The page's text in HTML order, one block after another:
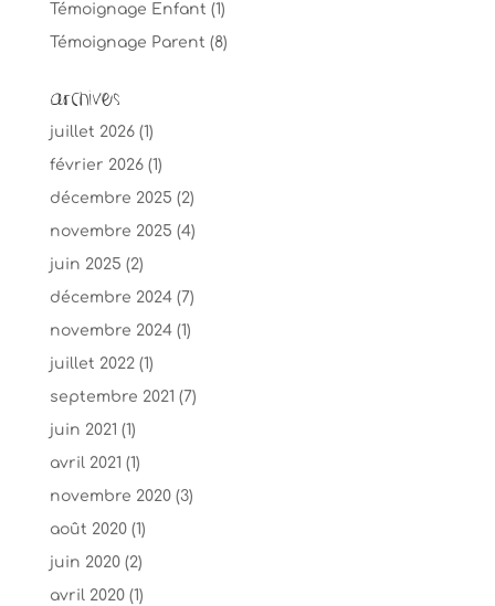
Témoignage Enfant (1)
Témoignage Parent (8)
Archives
juillet 2026(1)
février 2026(1)
décembre 2025 (2)
novembre 2025 (4)
juin 2025 (2)
décembre 2024(7)
novembre 2024(1)
juillet 2022(1)
septembre 2021 (7)
juin 2021 (1)
avril 2021 (1)
novembre 2020(3)
août 2020(1)
juin 2020(2)
avril 2020(1)